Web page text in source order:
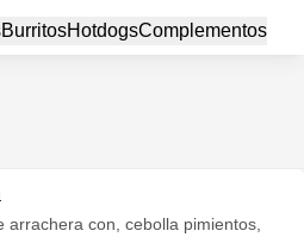
BurritosHotdogsComplementos
arrachera con, cebolla pimientos,